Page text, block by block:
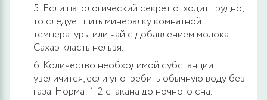
Если патологический секрет отходит трудно,
то следует пить минералку комнатной
температуры или чай с добавлением молока.
Сахар класть нельзя.
Количество необходимой субстанции
увеличится, если употребить обычную воду без
газа. Норма: 1-2 стакана до ночного сна.